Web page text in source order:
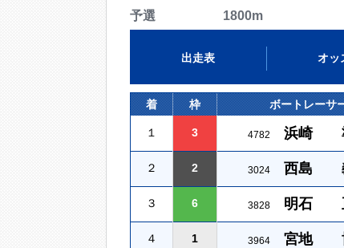
予選 1800m
出走表 オッ
着 枠 ボートレーサ
１ 3 4782 浜崎
２ 2 3024 西島
３ 6 3828 明石
４ 1 3964 宮地